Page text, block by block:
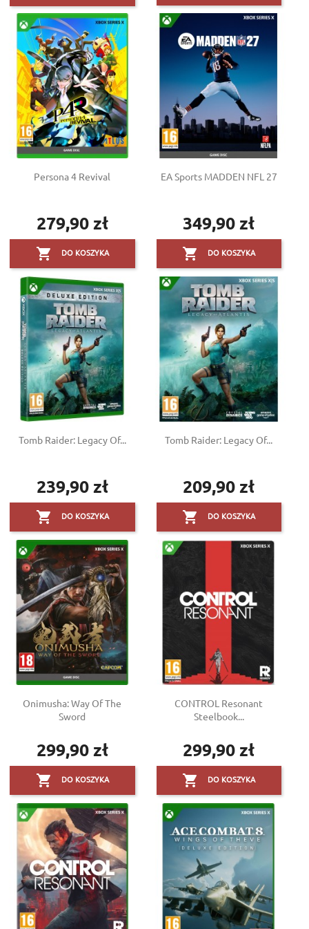
Persona 4 Revival
Cena
279,90 zł
 DO KOSZYKA
EA Sports MADDEN NFL 27
Cena
349,90 zł
 DO KOSZYKA
Tomb Raider: Legacy Of...
Cena
239,90 zł
 DO KOSZYKA
Tomb Raider: Legacy Of...
Cena
209,90 zł
 DO KOSZYKA
Onimusha: Way Of The
Sword
Cena
299,90 zł
 DO KOSZYKA
CONTROL Resonant
Steelbook...
Cena
299,90 zł
 DO KOSZYKA